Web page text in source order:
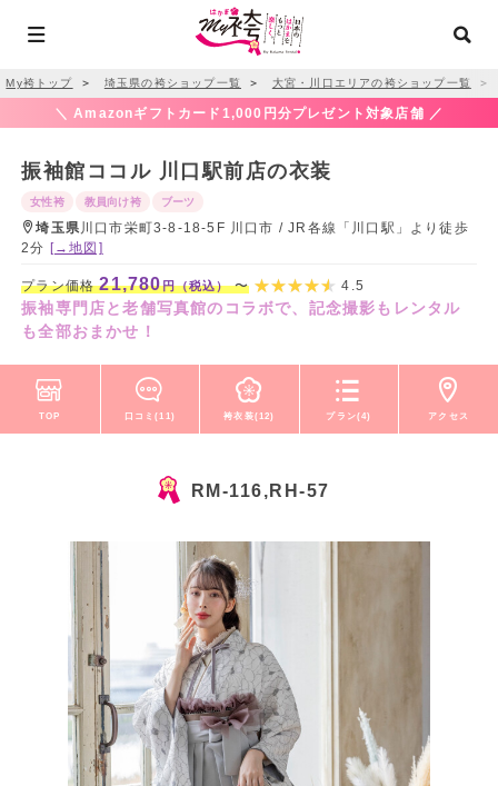
My袴トップ ＞ 埼玉県の袴ショップ一覧 ＞ 大宮・川口エリアの袴ショップ一覧 ＞
＼ Amazonギフトカード1,000円分プレゼント対象店舗 ／
振袖館ココル 川口駅前店の衣装
女性袴 教員向け袴 ブーツ
埼玉県 川口市栄町3-8-18-5F 川口市 / JR各線「川口駅」より徒歩
2分 [→地図]
プラン価格21,780円（税込）〜 4.5
振袖専門店と老舗写真館のコラボで、記念撮影もレンタル
も全部おまかせ！
TOP 口コミ(11) 袴衣装(12) プラン(4) アクセス
RM-116,RH-57